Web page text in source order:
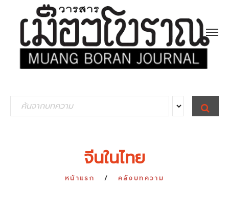
e
S
E
A
จีนในไทย
หน้าแรก คลังบทความ